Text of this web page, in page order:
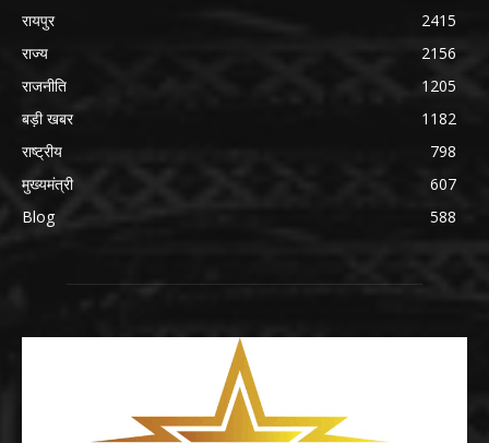
रायपुर
2415
राज्य
2156
राजनीति
1205
बड़ी खबर
1182
राष्ट्रीय
798
मुख्यमंत्री
607
Blog
588